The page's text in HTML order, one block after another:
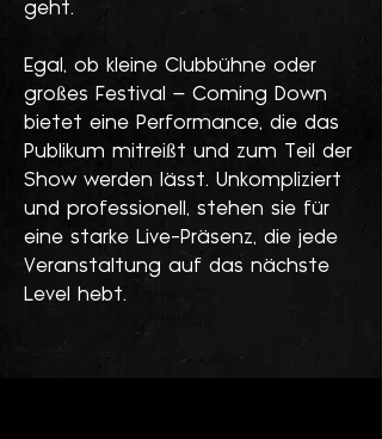
geht.
Egal, ob kleine Clubbühne oder
großes Festival – Coming Down
bietet eine Performance, die das
Publikum mitreißt und zum Teil der
Show werden lässt. Unkompliziert
und professionell, stehen sie für
eine starke Live-Präsenz, die jede
Veranstaltung auf das nächste
Level hebt.